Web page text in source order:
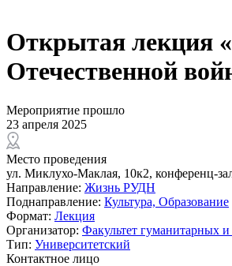
Открытая лекция
Отечественной
Мероприятие прошло
23 апреля 2025
Место проведения
ул. Миклухо-Маклая, 10к2, конференц-
Направление: Жизнь РУДН
Поднаправление: Культура, Образование
Формат: Лекция
Организатор: Факультет гуманитарных
Тип: Университетский
Контактное лицо